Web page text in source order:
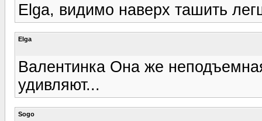
Elga, видимо наверх ташить
Elga
Валентинка Она же
удивляют...
Sogo